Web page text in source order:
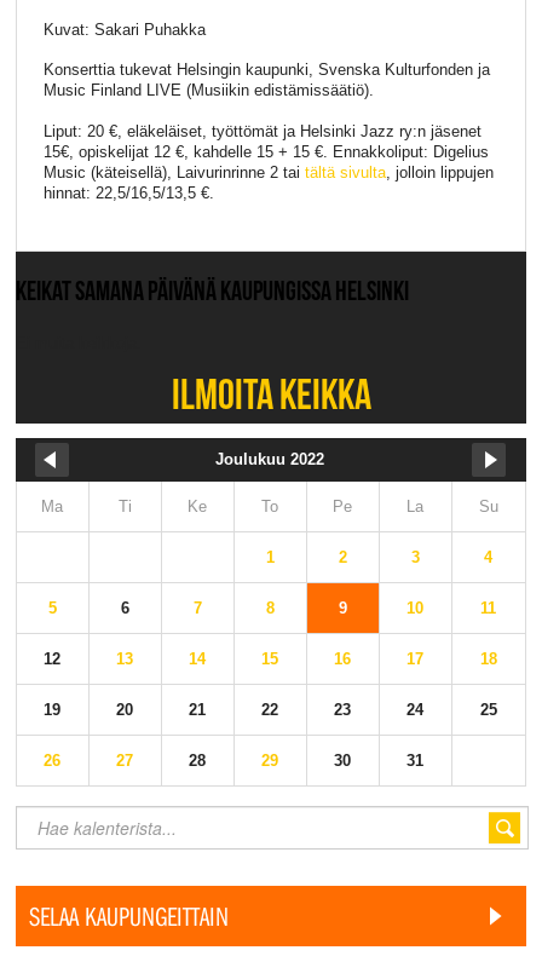
Kuvat: Sakari Puhakka
Konserttia tukevat Helsingin kaupunki, Svenska Kulturfonden ja
Music Finland LIVE (Musiikin edistämissäätiö).
Liput: 20 €, eläkeläiset, työttömät ja Helsinki Jazz ry:n jäsenet
15€, opiskelijat 12 €, kahdelle 15 + 15 €. Ennakkoliput: Digelius
Music (käteisellä), Laivurinrinne 2 tai tältä sivulta, jolloin lippujen
hinnat: 22,5/16,5/13,5 €.
KEIKAT SAMANA PÄIVÄNÄ KAUPUNGISSA HELSINKI
ILMOITA KEIKKA
Joulukuu 2022
Ma Ti Ke To Pe La Su
1 2 3 4
5 6 7 8 9 10 11
12 13 14 15 16 17 18
19 20 21 22 23 24 25
26 27 28 29 30 31
SELAA KAUPUNGEITTAIN